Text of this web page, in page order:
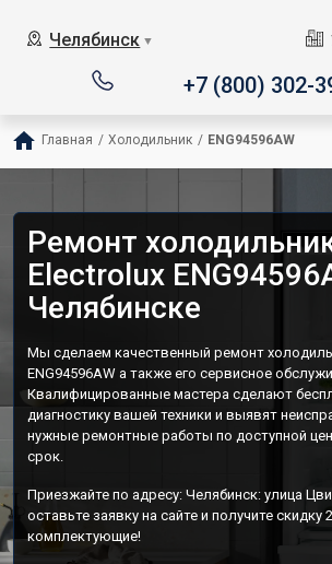
Челябинск ▼
+7 (800) 302-
Главная / Холодильник / ENG94596AW
Ремонт
Electrolux
Челябинске
Мы сделаем качественный ремонт
ENG94596AW а также его сервисное
Квалифицированные мастера сделают
диагностику вашей техники и выявят
нужные ремонтные работы по доступной
срок.
Приезжайте по адресу: Челябинск: улица
оставьте заявку на сайте и получите скидку
комплектующие!